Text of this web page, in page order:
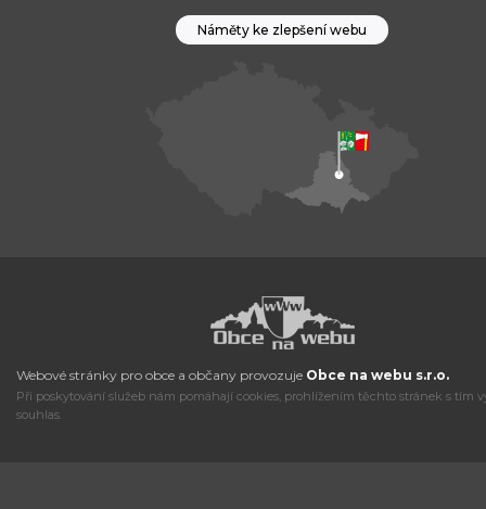
Náměty ke zlepšení webu
Webové stránky pro obce a občany provozuje Obce na webu s.r.o.
Při poskytování služeb nám pomáhají cookies, prohlížením těchto stránek s tím
souhlas.